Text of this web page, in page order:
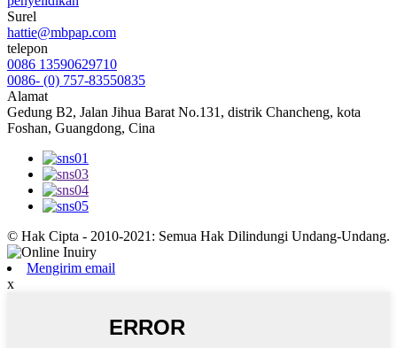
Surel
hattie@mbpap.com
telepon
0086 13590629710
0086- (0) 757-83550835
Alamat
Gedung B2, Jalan Jihua Barat No.131, distrik Chancheng, kota
Foshan, Guangdong, Cina
© Hak Cipta - 2010-2021: Semua Hak Dilindungi Undang-Undang.
Mengirim email
x